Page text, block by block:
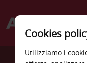
Welcome
Cookies
Utilizziamo i